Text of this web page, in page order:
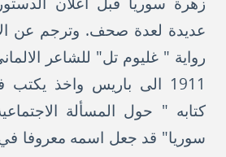
عديدة لعدة صحف. وترجم عن
رواية " غليوم تل" للشاعر
1911 الى باريس واخذ
كتابه " حول المسألة
سوريا" قد جعل اسمه معروفا